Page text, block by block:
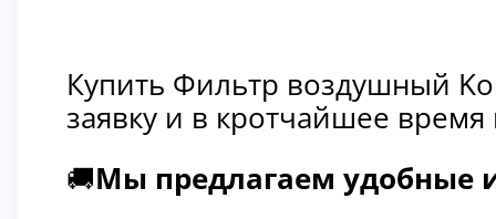
Купить Фильтр воздушный
заявку и в кротчайшее
🚚Мы предлагаем удобные